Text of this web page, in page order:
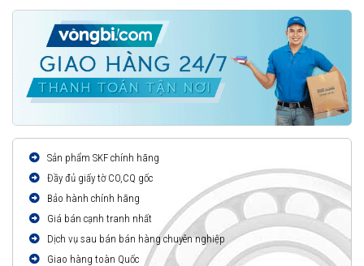
Sản phẩm SKF chính hãng
Đầy đủ giấy tờ CO,CQ gốc
Bảo hành chính hãng
Giá bán cạnh tranh nhất
Dịch vụ sau bán bán hàng chuyên nghiệp
Giao hàng toàn Quốc